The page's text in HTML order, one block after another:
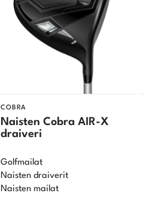
COBRA
Naisten Cobra AIR-X
draiveri
Golfmailat
Naisten draiverit
Naisten mailat